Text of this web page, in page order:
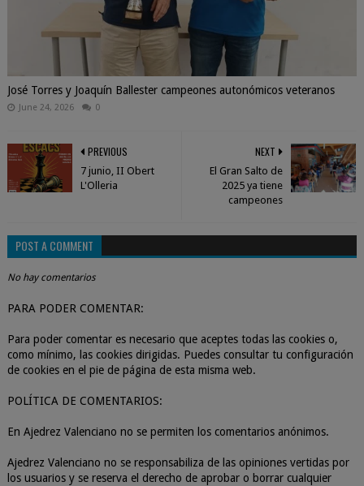
José Torres y Joaquín Ballester campeones autonómicos veteranos
June 24, 2026 0
NEXT
El Gran Salto de
2025 ya tiene
campeones
PREVIOUS
7 junio, II Obert
L'Olleria
POST A COMMENT
No hay comentarios
PARA PODER COMENTAR:
Para poder comentar es necesario que aceptes todas las cookies o,
como mínimo, las cookies dirigidas. Puedes consultar tu configuración
de cookies en el pie de página de esta misma web.
POLÍTICA DE COMENTARIOS:
En Ajedrez Valenciano no se permiten los comentarios anónimos.
Ajedrez Valenciano no se responsabiliza de las opiniones vertidas por
los usuarios y se reserva el derecho de aprobar o borrar cualquier